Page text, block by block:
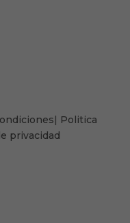
| Politica
privacidad